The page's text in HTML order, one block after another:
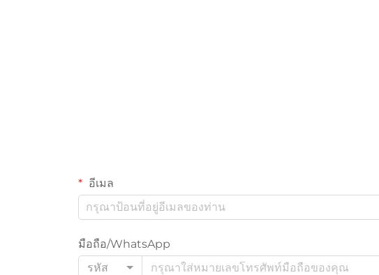
อีเมล
มือถือ/WhatsApp
รหัส